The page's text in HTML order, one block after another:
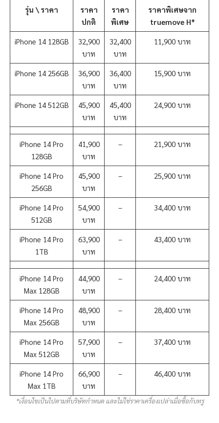
รุ่น \ ราคา
ราคา
ปกติ
ราคา
พิเศษ
ราคาพิเศษจาก
truemove H*
iPhone 14 128GB
32,900
บาท
32,400
บาท
11,900 บาท
iPhone 14 256GB
36,900
บาท
36,400
บาท
15,900 บาท
iPhone 14 512GB
45,900
บาท
45,400
บาท
24,900 บาท
iPhone 14 Pro
128GB
41,900
บาท
– 21,900 บาท
iPhone 14 Pro
256GB
45,900
บาท
– 25,900 บาท
iPhone 14 Pro
512GB
54,900
บาท
– 34,400 บาท
iPhone 14 Pro
1TB
63,900
บาท
– 43,400 บาท
iPhone 14 Pro
Max 128GB
44,900
บาท
– 24,400 บาท
iPhone 14 Pro
Max 256GB
48,900
บาท
– 28,400 บาท
iPhone 14 Pro
Max 512GB
57,900
บาท
– 37,400 บาท
iPhone 14 Pro
Max 1TB
66,900
บาท
– 46,400 บาท
*เงื่อนไขเป็นไปตามที่บริษัทกำหนด และไม่ใช่ราคาเครื่องเปล่าเมื่อซื้อกับทรู